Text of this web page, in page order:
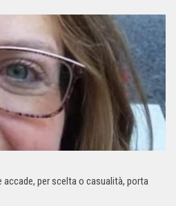
accade, per scelta o casualità, porta